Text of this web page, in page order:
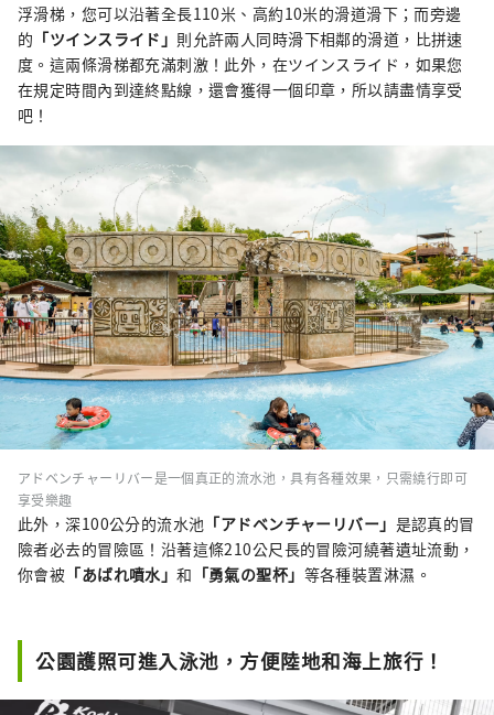
浮滑梯，您可以沿著全長110米、高約10米的滑道滑下；而旁邊
的 「ツインスライド」 則允許兩人同時滑下相鄰的滑道，比拼速
度。這兩條滑梯都充滿刺激！此外，在ツインスライド，如果您
在規定時間內到達終點線，還會獲得一個印章，所以請盡情享受
吧！
アドベンチャーリバー是一個真正的流水池，具有各種效果，只需繞行即可
享受樂趣
此外，深100公分的流水池 「アドベンチャーリバー」 是認真的冒
險者必去的冒險區！沿著這條210公尺長的冒險河繞著遺址流動，
你會被 「あばれ噴水」和 「勇氣の聖杯」 等各種裝置淋濕。
公園護照可進入泳池，方便陸地和海上旅行！